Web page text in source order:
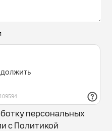
персональных
с Политикой